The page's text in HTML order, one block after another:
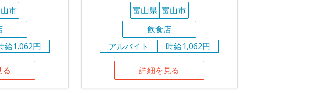
市
給1,062円
富山県 富山市
飲食店
アルバイト
時給1,062円
詳細を見る